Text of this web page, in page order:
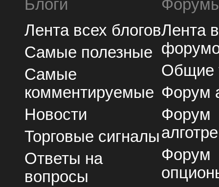
Блоги
Лента всех блогов
Самые полезные
Самые
комментируемые
Новости
Торговые сигналы
Ответы на
вопросы
Лента
Общие
Форум
Форум
Форум